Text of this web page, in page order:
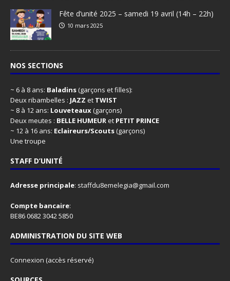
Fête d’unité 2025 – samedi 19 avril (14h – 22h)
10 mars 2025
NOS SECTIONS
~ 6 à 8 ans: Baladins(garçons et filles):
Deux ribambelles : JAZZ et TWIST
~ 8 à 12 ans: Louveteaux(garçons)
Deux meutes : BELLE HUMEURet PETIT PRINCE
~ 12 à 16 ans: Eclaireurs/Scouts(garçons)
Une troupe
STAFF D’UNITÉ
Adresse principale: staffdu8emelegia@gmail.com
Compte bancaire:
BE86 0682 3042 5850
ADMINISTRATION DU SITE WEB
Connexion (accès réservé)